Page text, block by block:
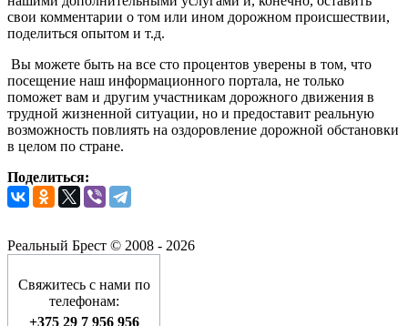
свои комментарии о том или ином дорожном происшествии,
поделиться опытом и т.д.
Вы можете быть на все сто процентов уверены в том, что
посещение наш информационного портала, не только
поможет вам и другим участникам дорожного движения в
трудной жизненной ситуации, но и предоставит реальную
возможность повлиять на оздоровление дорожной обстановки
в целом по стране.
Поделиться:
Реальный Брест © 2008 - 2026
Свяжитесь с нами по
телефонам:
+375 29 7 956 956